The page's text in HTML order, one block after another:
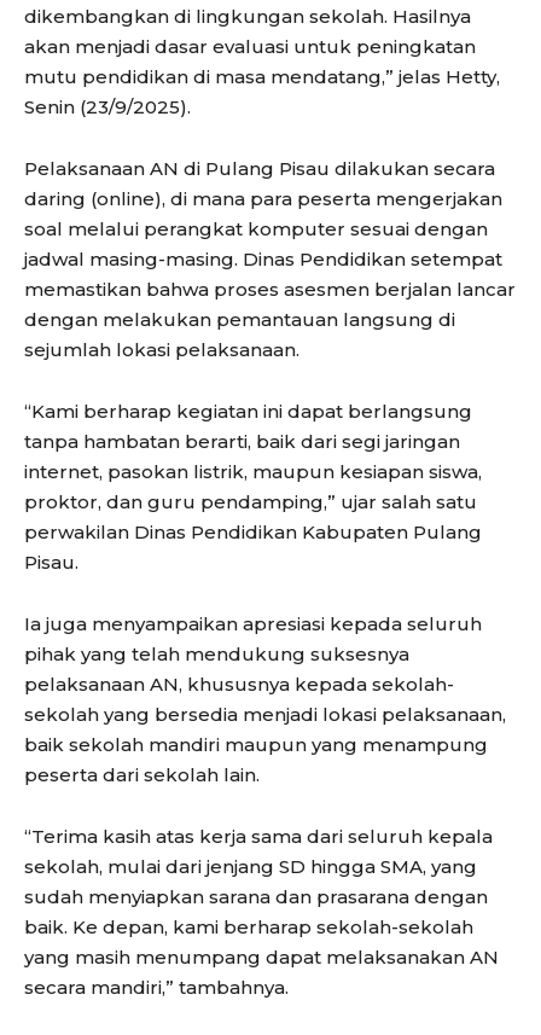
dikembangkan di lingkungan sekolah. Hasilnya
akan menjadi dasar evaluasi untuk peningkatan
mutu pendidikan di masa mendatang,” jelas Hetty,
Senin (23/9/2025).
Pelaksanaan AN di Pulang Pisau dilakukan secara
daring (online), di mana para peserta mengerjakan
soal melalui perangkat komputer sesuai dengan
jadwal masing-masing. Dinas Pendidikan setempat
memastikan bahwa proses asesmen berjalan lancar
dengan melakukan pemantauan langsung di
sejumlah lokasi pelaksanaan.
“Kami berharap kegiatan ini dapat berlangsung
tanpa hambatan berarti, baik dari segi jaringan
internet, pasokan listrik, maupun kesiapan siswa,
proktor, dan guru pendamping,” ujar salah satu
perwakilan Dinas Pendidikan Kabupaten Pulang
Pisau.
Ia juga menyampaikan apresiasi kepada seluruh
pihak yang telah mendukung suksesnya
pelaksanaan AN, khususnya kepada sekolah-
sekolah yang bersedia menjadi lokasi pelaksanaan,
baik sekolah mandiri maupun yang menampung
peserta dari sekolah lain.
“Terima kasih atas kerja sama dari seluruh kepala
sekolah, mulai dari jenjang SD hingga SMA, yang
sudah menyiapkan sarana dan prasarana dengan
baik. Ke depan, kami berharap sekolah-sekolah
yang masih menumpang dapat melaksanakan AN
secara mandiri,” tambahnya.